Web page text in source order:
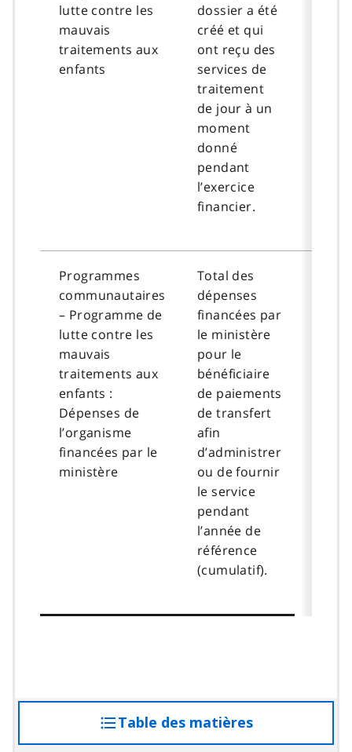
lutte contre les
mauvais
traitements aux
enfants
dossier a été
créé et qui
ont reçu des
services de
traitement
de jour à un
moment
donné
pendant
l’exercice
financier.
Programmes
communautaires
– Programme de
lutte contre les
mauvais
traitements aux
enfants :
Dépenses de
l’organisme
financées par le
ministère
Total des
dépenses
financées par
le ministère
pour le
bénéficiaire
de paiements
de transfert
afin
d’administrer
ou de fournir
le service
pendant
l’année de
référence
(cumulatif).
Table des matières
à